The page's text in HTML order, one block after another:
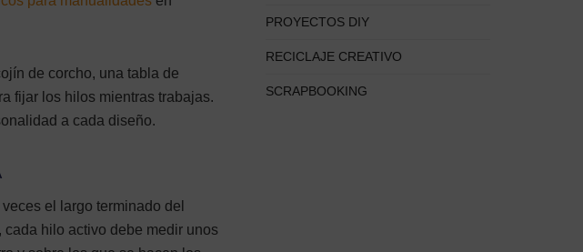
de corcho, una tabla de
fijar los hilos mientras trabajas.
a cada diseño.
el largo terminado del
hilo activo debe medir unos
PROYECTOS DIY
RECICLAJE CREATIVO
SCRAPBOOKING